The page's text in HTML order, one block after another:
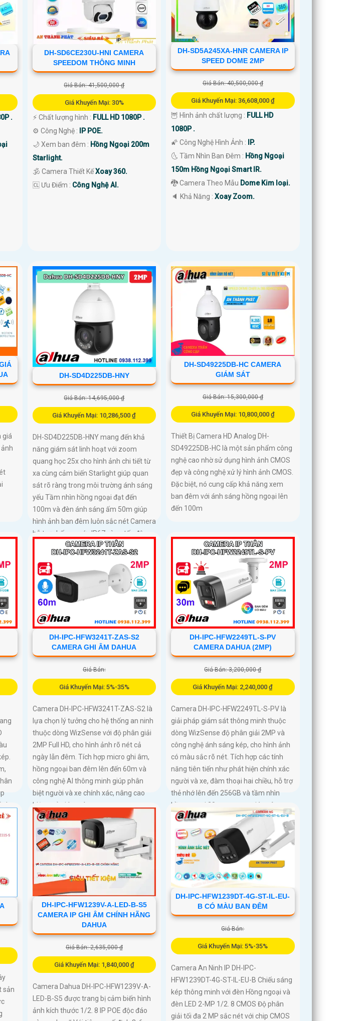
.
DH-SD6CE230U-HNI CAMERA
SPEEDOM THÔNG MINH
Giá Bán: 41,500,000 ₫
Giá Khuyến Mại: 30%
️⚡ Chất lượng hình : FULL HD 1080P .
⚙ Công Nghệ :
IP POE.
🌙 Xem ban đêm : Hồng Ngoại 200m
Starlight.
🕉️ Camera Thiết KếXoay 360.
️🆑 Ưu Điểm : Công Nghệ AI.
DH-SD5A245XA-HNR CAMERA IP
SPEED DOME 2MP
Giá Bán: 40,500,000 ₫
Giá Khuyến Mại: 36,608,000 ₫
🦉 Hình ảnh chất lượng : FULL HD
1080P .
🌠 Công Nghệ Hình Ảnh :
IP.
🌜 Tầm Nhìn Ban Đêm : Hồng Ngoại
150m Hồng Ngoại Smart IR.
🐉️ Camera Theo Mẫu Dome Kim loại.
️🔈 Khả Năng :Xoay Zoom.
giá
DH-SD4D225DB-HNY
Giá Bán: 14,695,000 ₫
Giá Khuyến Mại: 10,286,500 ₫
DH-SD4D225DB-HNY mang đến khả
năng giám sát linh hoạt với zoom
quang học 25x cho hình ảnh chi tiết từ
xa cùng cảm biến Starlight giúp quan
sát rõ ràng trong môi trường ánh sáng
yếu Tầm nhìn hồng ngoại đạt đến
100m và đèn ánh sáng ấm 50m giúp
hình ảnh ban đêm luôn sắc nét Camera
hỗ trợ chống nước IP67 cùng tốc độ
khung hình 30fps@1080p ổn định
DH-SD49225DB-HC CAMERA
GIÁM SÁT
Giá Bán: 15,300,000 ₫
Giá Khuyến Mại: 10,800,000 ₫
Thiết Bị Camera HD Analog DH-
SD49225DB-HC là một sản phẩm công
nghệ cao nhờ sử dụng hình ảnh CMOS
đẹp và công nghệ xử lý hình ảnh CMOS.
Đặc biệt, nó cung cấp khả năng xem
ban đêm với ánh sáng hồng ngoại lên
đến 100m
DH-IPC-HFW3241T-ZAS-S2
CAMERA GHI ÂM DAHUA
Giá Bán:
Giá Khuyến Mại: 5%-35%
Camera DH-IPC-HFW3241T-ZAS-S2 là
lựa chọn lý tưởng cho hệ thống an ninh
thuộc dòng WizSense với độ phân giải
2MP Full HD, cho hình ảnh rõ nét cả
ngày lẫn đêm. Tích hợp micro ghi âm,
hồng ngoại ban đêm lên đến 60m và
công nghệ AI thông minh giúp phân
biệt người và xe chính xác, nâng cao
hiệu quả giám sát
DH-IPC-HFW2249TL-S-PV
CAMERA DAHUA (2MP)
Giá Bán: 3,200,000 ₫
Giá Khuyến Mại: 2,240,000 ₫
Camera DH-IPC-HFW2249TL-S-PV là
giải pháp giám sát thông minh thuộc
dòng WizSense độ phân giải 2MP và
công nghệ ánh sáng kép, cho hình ảnh
có màu sắc rõ nét. Tích hợp các tính
năng tiên tiến như phát hiện chính xác
người và xe, đàm thoại hai chiều, hỗ trợ
thẻ nhớ lên đến 256GB và tầm nhìn
hồng ngoại 30m, camera giúp nâng
cao hiệu quả an ninh một cách toàn
diện chuẩn IP67 lắp ngoài trời
sản
DH-IPC-HFW1239V-A-LED-B-S5
CAMERA IP GHI ÂM CHÍNH HÃNG
DAHUA
Giá Bán: 2,635,000 ₫
Giá Khuyến Mại: 1,840,000 ₫
Camera Dahua DH-IPC-HFW1239V-A-
LED-B-S5 được trang bị cảm biến hình
ảnh kích thước 1/2. 8 IP POE độc đáo
DH-IPC-HFW1239DT-4G-ST-IL-EU-
B CÓ MÀU BAN ĐÊM
Giá Bán:
Giá Khuyến Mại: 5%-35%
Camera An Ninh IP DH-IPC-
HFW1239DT-4G-ST-IL-EU-B Chiếu sáng
kép thông minh với đèn Hồng ngoại và
đèn LED 2-MP 1/2. 8 CMOS Độ phân
giải tối đa 2 MP sắc nét với chip CMOS